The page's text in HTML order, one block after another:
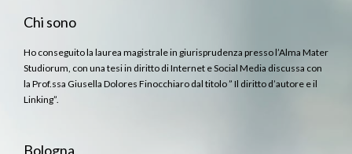
Chi sono
Ho conseguito la laurea magistrale in giurisprudenza presso l’Alma Mater
Studiorum, con una tesi in diritto di Internet e Social Media discussa con
la Prof.ssa Giusella Dolores Finocchiaro dal titolo ” Il diritto d’autore e il
Linking”.
Bologna